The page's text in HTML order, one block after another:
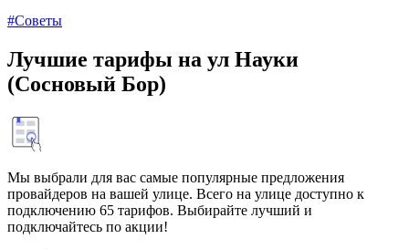
#Советы
Лучшие тарифы на ул Науки
(Сосновый Бор)
Мы выбрали для вас самые популярные предложения
провайдеров на вашей улице. Всего на улице доступно к
подключению 65 тарифов. Выбирайте лучший и
подключайтесь по акции!